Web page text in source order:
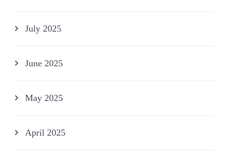
July 2025
June 2025
May 2025
April 2025